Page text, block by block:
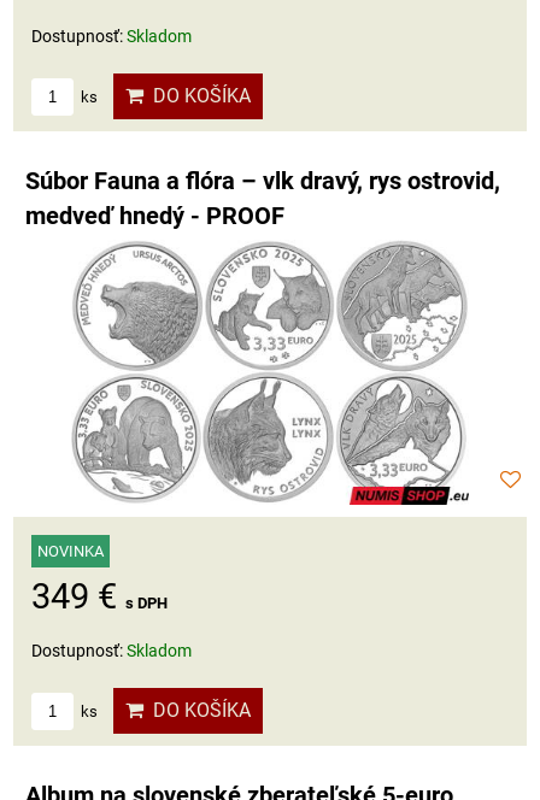
Dostupnosť:Skladom
ks DO KOŠÍKA
Súbor Fauna a flóra – vlk dravý, rys ostrovid,
medveď hnedý - PROOF
NOVINKA
349 € s DPH
Dostupnosť:Skladom
ks DO KOŠÍKA